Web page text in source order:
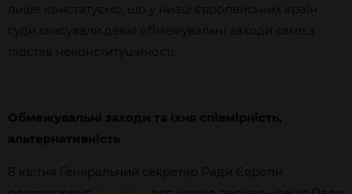
лише констатуємо, що у низці європейських країн
суди скасували деякі обмежувальні заходи саме з
підстав неконституційності.
Обмежувальні заходи та їхня співмірність,
альтернативність
8 квітня Генеральний секретар Ради Європи